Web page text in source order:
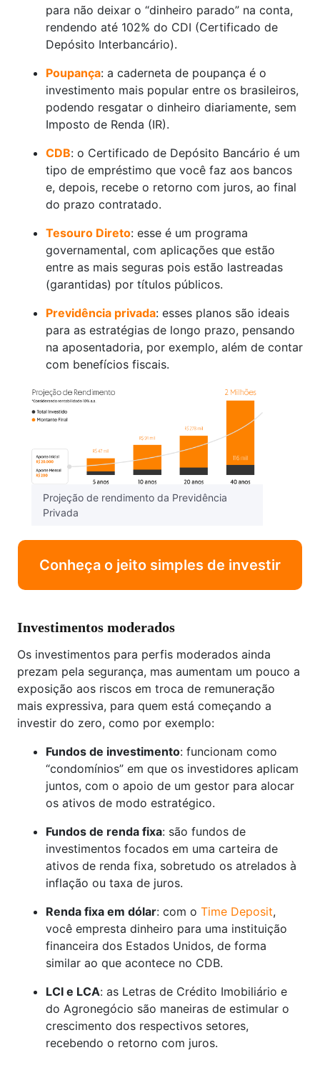
para não deixar o “dinheiro parado” na conta,
rendendo até 102% do CDI (Certificado de
Depósito Interbancário).
Poupança: a caderneta de poupança é o
investimento mais popular entre os brasileiros,
podendo resgatar o dinheiro diariamente, sem
Imposto de Renda (IR).
CDB: o Certificado de Depósito Bancário é um
tipo de empréstimo que você faz aos bancos
e, depois, recebe o retorno com juros, ao final
do prazo contratado.
Tesouro Direto: esse é um programa
governamental, com aplicações que estão
entre as mais seguras pois estão lastreadas
(garantidas) por títulos públicos.
Previdência privada: esses planos são ideais
para as estratégias de longo prazo, pensando
na aposentadoria, por exemplo, além de contar
com benefícios fiscais.
Projeção de rendimento da Previdência
Privada
Conheça o jeito simples de investir
Investimentos moderados
Os investimentos para perfis moderados ainda
prezam pela segurança, mas aumentam um pouco a
exposição aos riscos em troca de remuneração
mais expressiva, para quem está começando a
investir do zero, como por exemplo:
Fundos de investimento: funcionam como
“condomínios” em que os investidores aplicam
juntos, com o apoio de um gestor para alocar
os ativos de modo estratégico.
Fundos de renda fixa: são fundos de
investimentos focados em uma carteira de
ativos de renda fixa, sobretudo os atrelados à
inflação ou taxa de juros.
Renda fixa em dólar: com o Time Deposit,
você empresta dinheiro para uma instituição
financeira dos Estados Unidos, de forma
similar ao que acontece no CDB.
LCI e LCA: as Letras de Crédito Imobiliário e
do Agronegócio são maneiras de estimular o
crescimento dos respectivos setores,
recebendo o retorno com juros.